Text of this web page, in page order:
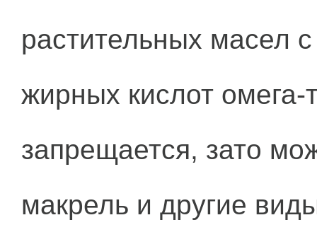
растительных масел
жирных кислот
запрещается, зато
макрель и другие